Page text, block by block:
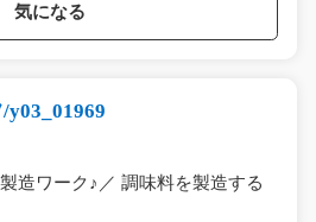
気になる
y03_01969
造ワーク♪／ 調味料を製造する